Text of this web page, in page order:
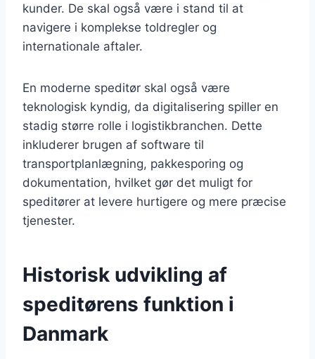
kunder. De skal også være i stand til at
navigere i komplekse toldregler og
internationale aftaler.
En moderne speditør skal også være
teknologisk kyndig, da digitalisering spiller en
stadig større rolle i logistikbranchen. Dette
inkluderer brugen af software til
transportplanlægning, pakkesporing og
dokumentation, hvilket gør det muligt for
speditører at levere hurtigere og mere præcise
tjenester.
Historisk udvikling af
speditørens funktion i
Danmark